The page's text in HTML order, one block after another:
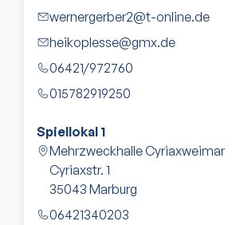
wernergerber2@t-online.de
heikoplesse@gmx.de
06421/972760
015782919250
Spiellokal 1
Mehrzweckhalle Cyriaxweimar
Cyriaxstr. 1
35043 Marburg
06421340203